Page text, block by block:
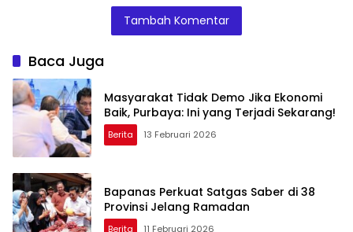
Doris Sylvanus
Janjikan
Investigasi
Cukai
Tambah Komentar
Baca Juga
Masyarakat Tidak Demo Jika Ekonomi
Baik, Purbaya: Ini yang Terjadi Sekarang!
Berita 13 Februari 2026
Bapanas Perkuat Satgas Saber di 38
Provinsi Jelang Ramadan
Berita 11 Februari 2026